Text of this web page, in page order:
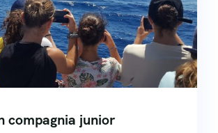
compagnia junior